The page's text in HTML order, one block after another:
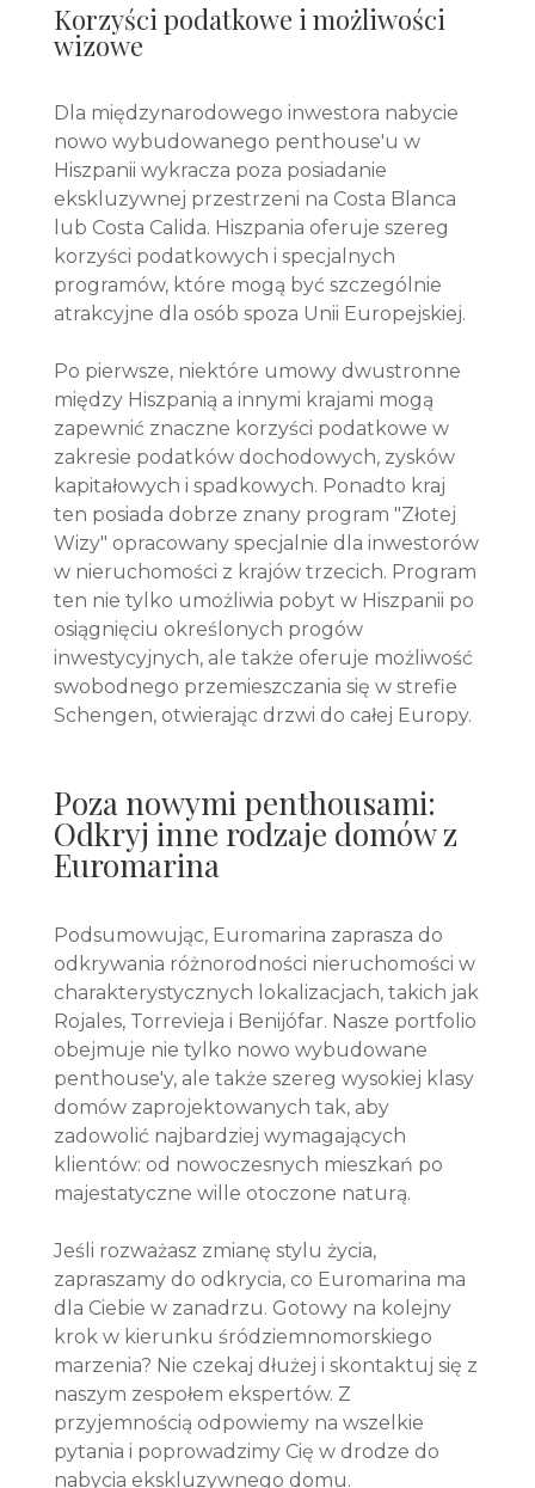
Korzyści podatkowe i możliwości
wizowe
Dla międzynarodowego inwestora nabycie
nowo wybudowanego penthouse'u w
Hiszpanii wykracza poza posiadanie
ekskluzywnej przestrzeni na Costa Blanca
lub Costa Calida. Hiszpania oferuje szereg
korzyści podatkowych i specjalnych
programów, które mogą być szczególnie
atrakcyjne dla osób spoza Unii Europejskiej.
Po pierwsze, niektóre umowy dwustronne
między Hiszpanią a innymi krajami mogą
zapewnić znaczne korzyści podatkowe w
zakresie podatków dochodowych, zysków
kapitałowych i spadkowych. Ponadto kraj
ten posiada dobrze znany program "Złotej
Wizy" opracowany specjalnie dla inwestorów
w nieruchomości z krajów trzecich. Program
ten nie tylko umożliwia pobyt w Hiszpanii po
osiągnięciu określonych progów
inwestycyjnych, ale także oferuje możliwość
swobodnego przemieszczania się w strefie
Schengen, otwierając drzwi do całej Europy.
Poza nowymi penthousami:
Odkryj inne rodzaje domów z
Euromarina
Podsumowując, Euromarina zaprasza do
odkrywania różnorodności nieruchomości w
charakterystycznych lokalizacjach, takich jak
Rojales, Torrevieja i Benijófar. Nasze portfolio
obejmuje nie tylko nowo wybudowane
penthouse'y, ale także szereg wysokiej klasy
domów zaprojektowanych tak, aby
zadowolić najbardziej wymagających
klientów: od nowoczesnych mieszkań po
majestatyczne wille otoczone naturą.
Jeśli rozważasz zmianę stylu życia,
zapraszamy do odkrycia, co Euromarina ma
dla Ciebie w zanadrzu. Gotowy na kolejny
krok w kierunku śródziemnomorskiego
marzenia? Nie czekaj dłużej i skontaktuj się z
naszym zespołem ekspertów. Z
przyjemnością odpowiemy na wszelkie
pytania i poprowadzimy Cię w drodze do
nabycia ekskluzywnego domu.